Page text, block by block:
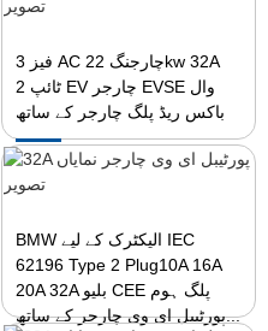
3 فیز AC چارجنگ 22kw 32A
ٹائپ 2 EV چارجر EVSE وال
باکس ریڈ پلگ چارجر کے ساتھ
BMW الیکٹرک کے لیے IEC
62196 Type 2 Plug10A 16A
20A 32A بلیو CEE پلگ ہوم
پورٹیبل ای وی چارجر کے ساتھ...